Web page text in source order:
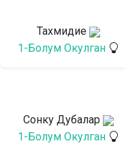
Тахмидие
1-Болум Окулган
Сонку Дубалар
1-Болум Окулган